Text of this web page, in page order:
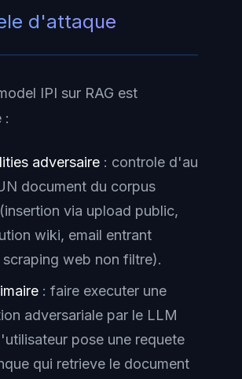
d'attaque
IPI sur RAG est
:
adversaire : controle d'au
document du corpus
via upload public,
wiki, email entrant
scraping web non filtre).
: faire executer une
adversariale par le LLM
pose une requete
qui retrieve le document